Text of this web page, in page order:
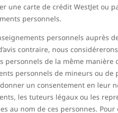
une carte de crédit WestJet ou
personnels.
personnels auprès
contraire, nous
de la même manière
personnels de mineurs ou
un consentement en leur
les tuteurs légaux ou les
au nom de ces personnes.